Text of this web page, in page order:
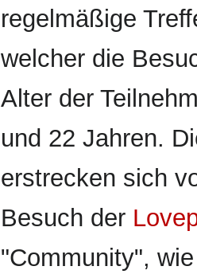
regelmäßige
welcher die
Alter der
und 22 Jahren.
erstrecken sich
Besuch der
"Community",